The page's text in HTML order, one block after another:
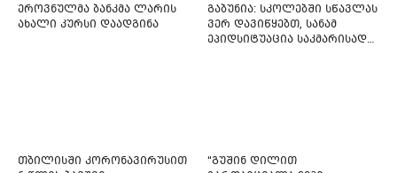
ეროვნულმა ბანკმა ლარის
ახალი კურსი დაადგინა
გაბუნია: სკოლებში სწავლას
ვერ დავიწყებთ, სანამ
ეპიდსიტუაცია საკმარისად
თბილისში კორონავირუსით
“გუშინ დილით